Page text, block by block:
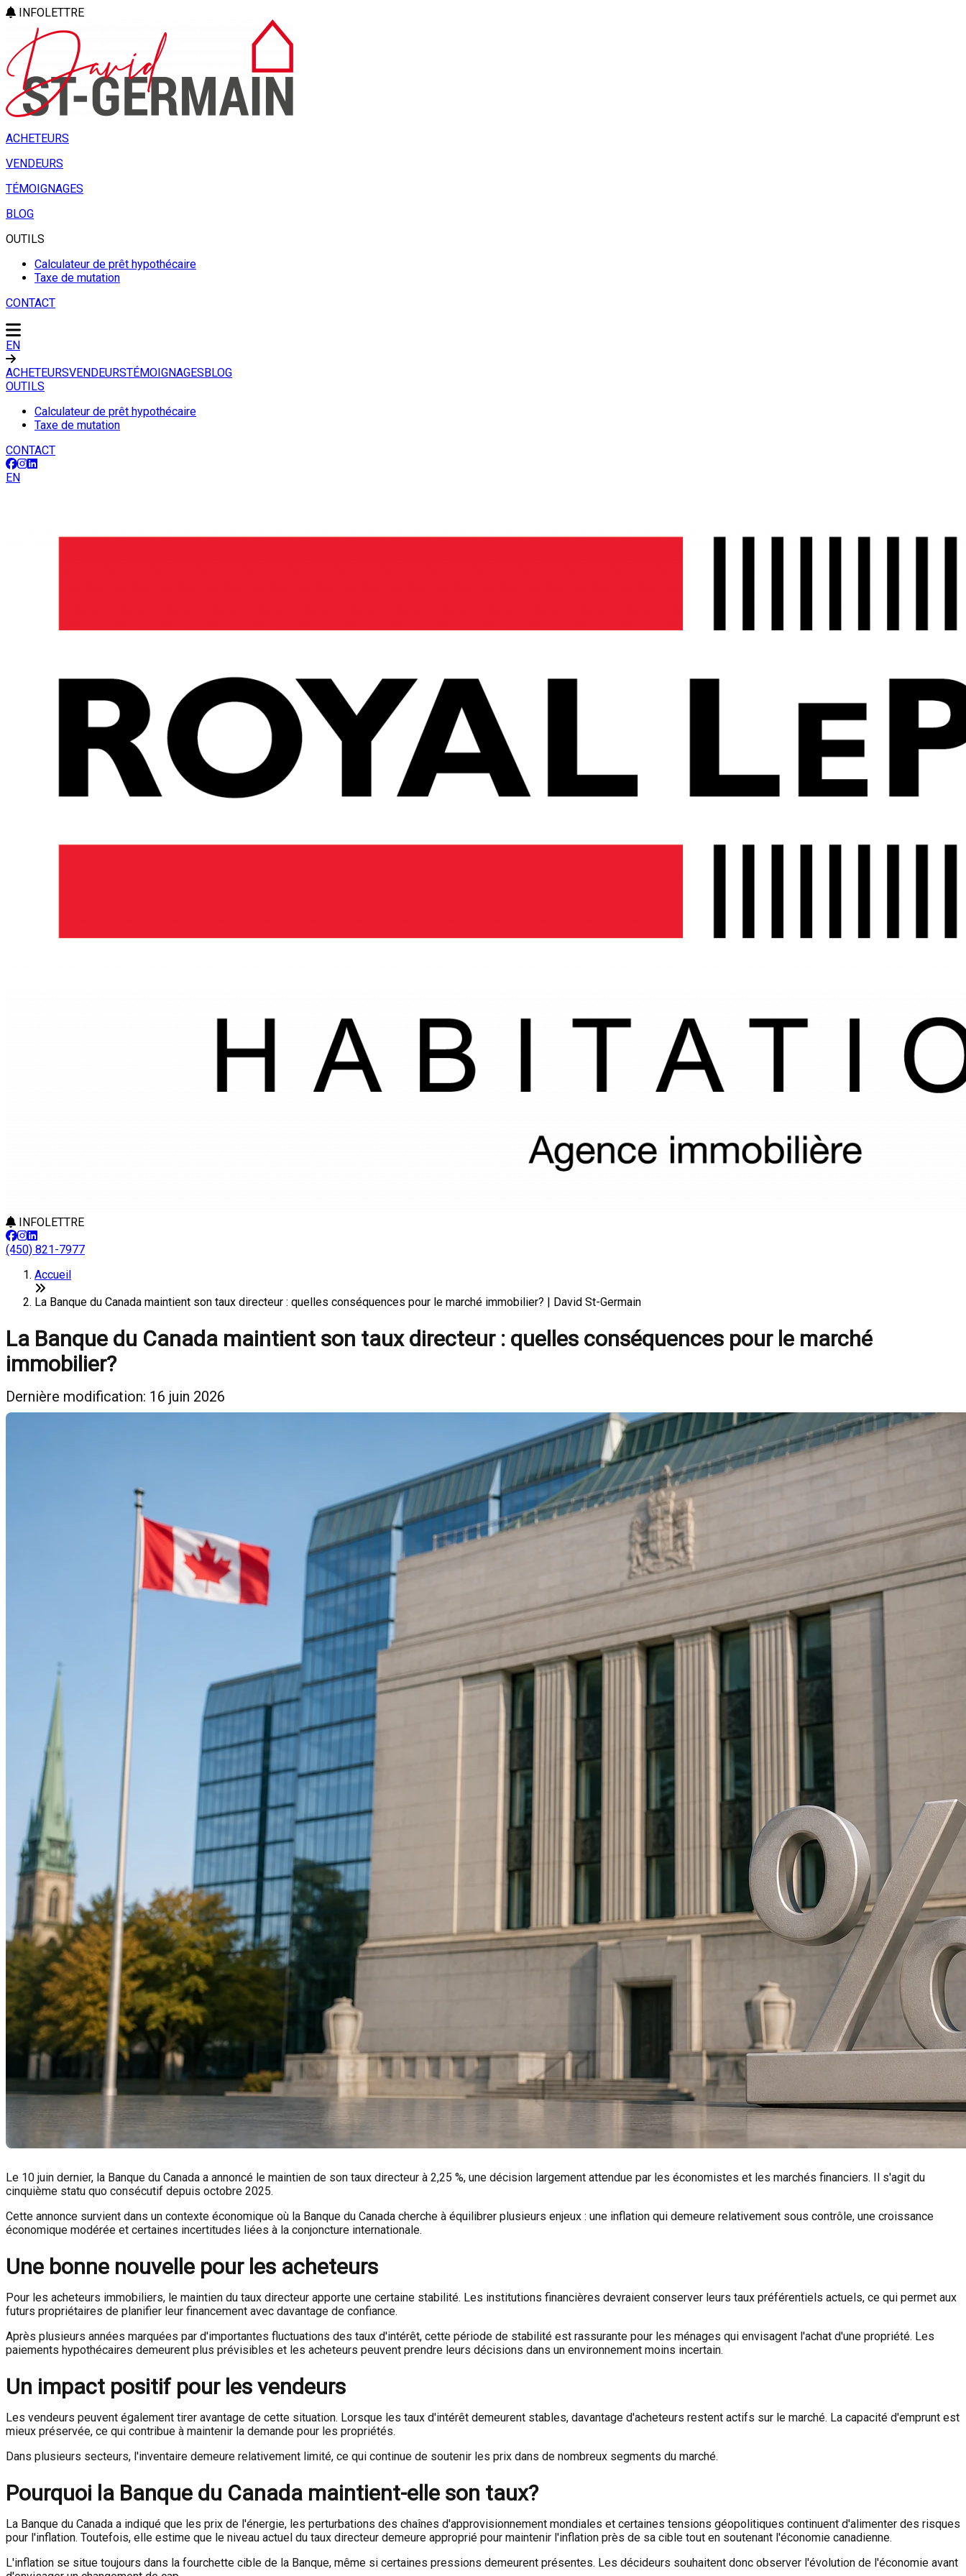
INFOLETTRE
ACHETEURS
VENDEURS
TÉMOIGNAGES
BLOG
OUTILS
Calculateur de prêt hypothécaire
Taxe de mutation
CONTACT
EN
ACHETEURSVENDEURSTÉMOIGNAGESBLOG
OUTILS
Calculateur de prêt hypothécaire
Taxe de mutation
CONTACT
EN
INFOLETTRE
(450) 821-7977
Accueil
La Banque du Canada maintient son taux directeur : quelles conséquences pour le marché immobilier? | David St-Germain
La Banque du Canada maintient son taux directeur : quelles conséquences pour le marché
immobilier?
Dernière modification: 16 juin 2026
Le 10 juin dernier, la Banque du Canada a annoncé le maintien de son taux directeur à 2,25 %, une décision largement attendue par les économistes et les marchés financiers. Il s'agit du
cinquième statu quo consécutif depuis octobre 2025.
Cette annonce survient dans un contexte économique où la Banque du Canada cherche à équilibrer plusieurs enjeux : une inflation qui demeure relativement sous contrôle, une croissance
économique modérée et certaines incertitudes liées à la conjoncture internationale.
Une bonne nouvelle pour les acheteurs
Pour les acheteurs immobiliers, le maintien du taux directeur apporte une certaine stabilité. Les institutions financières devraient conserver leurs taux préférentiels actuels, ce qui permet aux
futurs propriétaires de planifier leur financement avec davantage de confiance.
Après plusieurs années marquées par d'importantes fluctuations des taux d'intérêt, cette période de stabilité est rassurante pour les ménages qui envisagent l'achat d'une propriété. Les
paiements hypothécaires demeurent plus prévisibles et les acheteurs peuvent prendre leurs décisions dans un environnement moins incertain.
Un impact positif pour les vendeurs
Les vendeurs peuvent également tirer avantage de cette situation. Lorsque les taux d'intérêt demeurent stables, davantage d'acheteurs restent actifs sur le marché. La capacité d'emprunt est
mieux préservée, ce qui contribue à maintenir la demande pour les propriétés.
Dans plusieurs secteurs, l'inventaire demeure relativement limité, ce qui continue de soutenir les prix dans de nombreux segments du marché.
Pourquoi la Banque du Canada maintient-elle son taux?
La Banque du Canada a indiqué que les prix de l'énergie, les perturbations des chaînes d'approvisionnement mondiales et certaines tensions géopolitiques continuent d'alimenter des risques
pour l'inflation. Toutefois, elle estime que le niveau actuel du taux directeur demeure approprié pour maintenir l'inflation près de sa cible tout en soutenant l'économie canadienne.
L'inflation se situe toujours dans la fourchette cible de la Banque, même si certaines pressions demeurent présentes. Les décideurs souhaitent donc observer l'évolution de l'économie avant